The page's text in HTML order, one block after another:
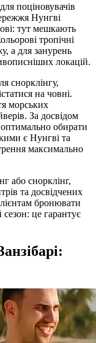
поціновувачів
Нунгві
тут мешкають
тропічні
а для занурень
локацій.
снорклінгу,
на човні.
морських
За досвідом
оптимально обирати
є Нунгві та
максимально
або снорклінг,
та досвідчених
бронювати
сезон: це гарантує